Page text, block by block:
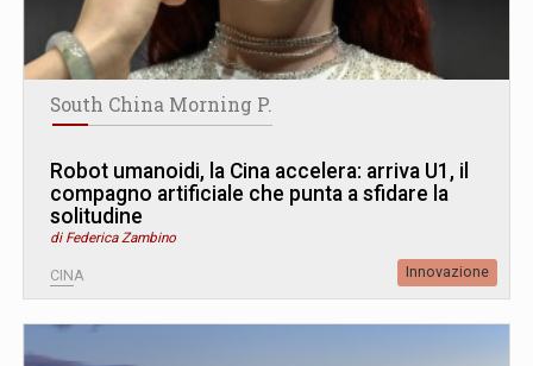
South China Morning P.
Robot umanoidi, la Cina accelera: arriva U1, il
compagno artificiale che punta a sfidare la
solitudine
di Federica Zambino
CINA Innovazione